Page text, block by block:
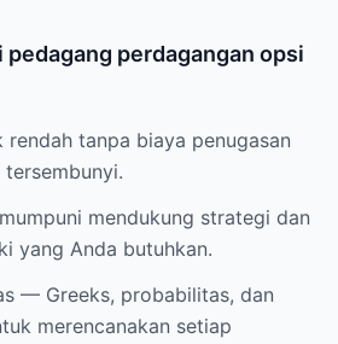
pedagang perdagangan opsi
rendah tanpa biaya penugasan
mendukung strategi dan
yang Anda butuhkan.
— Greeks, probabilitas, dan
merencanakan setiap